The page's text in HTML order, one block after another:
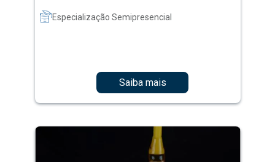
Especialização Semipresencial
Saiba mais